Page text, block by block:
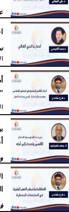
الإثنين، 27 أبريل 2026 11:55 صـ
أهل السنّة
الخميس، 9 أبريل 2026 11:38